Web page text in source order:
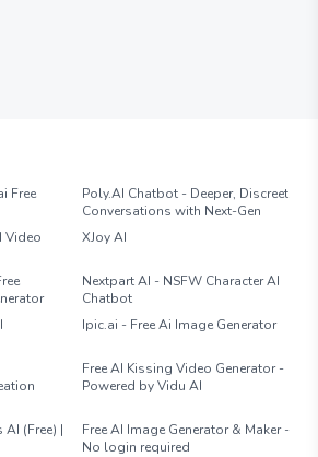
Free
Poly.AI Chatbot - Deeper, Discreet
Conversations with Next-Gen
Video
XJoy AI
Nextpart AI - NSFW Character AI
Chatbot
Ipic.ai - Free Ai Image Generator
Free AI Kissing Video Generator -
Powered by Vidu AI
(Free) |
Free AI Image Generator & Maker -
No login required